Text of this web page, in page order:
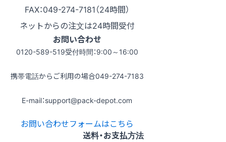
FAX：049-274-7181（24時間）
ネットからの注文は24時間受付
お問い合わせ
0120-589-519受付時間：9:00～16:00
携帯電話からご利用の場合049-274-7183
E-mail：support@pack-depot.com
お問い合わせフォームはこちら
送料・お支払方法